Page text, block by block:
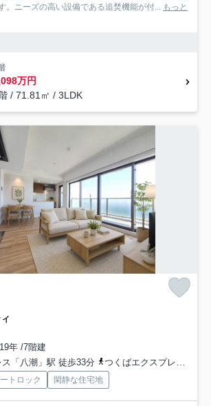
。ニーズの高い設備である追焚機能が付... もっと
万円
/ 71.81㎡ / 3LDK
年 /7階建
「八潮」駅 徒歩33分
つくばエクスプレス「六町」駅 徒歩18分
トロック 閑静な住宅地